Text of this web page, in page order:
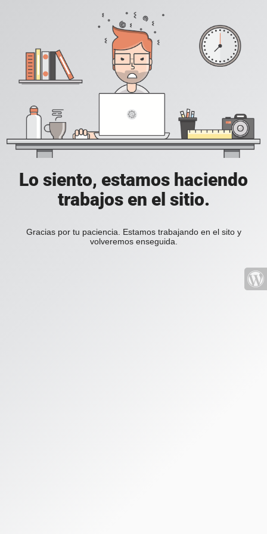
Lo siento, estamos haciendo
trabajos en el sitio.
Gracias por tu paciencia. Estamos trabajando en el sito y
volveremos enseguida.